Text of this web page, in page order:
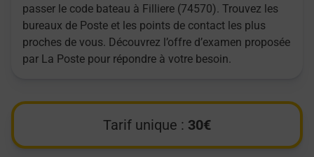
passer le code bateau à Filliere (74570). Trouvez les
bureaux de Poste et les points de contact les plus
proches de vous. Découvrez l’offre d’examen proposée
par La Poste pour répondre à votre besoin.
Tarif unique : 30€